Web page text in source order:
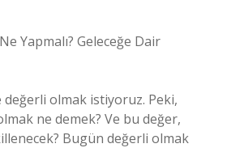
Yapmalı? Geleceğe Dair
olmak istiyoruz. Peki,
ne demek? Ve bu değer,
Bugün değerli olmak